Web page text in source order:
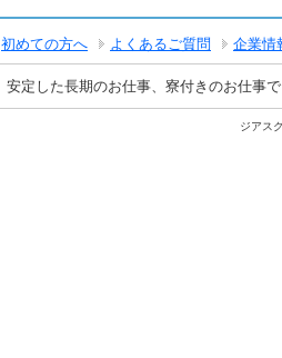
初めての方へ よくあるご質問 企業情
安定した長期のお仕事、寮付きのお仕事
ジアス